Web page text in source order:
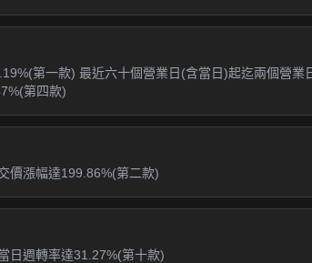
第一款) 最近六十個營業日(含當日)起迄兩個營
第四款)
價漲幅達199.86%(第二款)
日週轉率達31.27%(第十款)